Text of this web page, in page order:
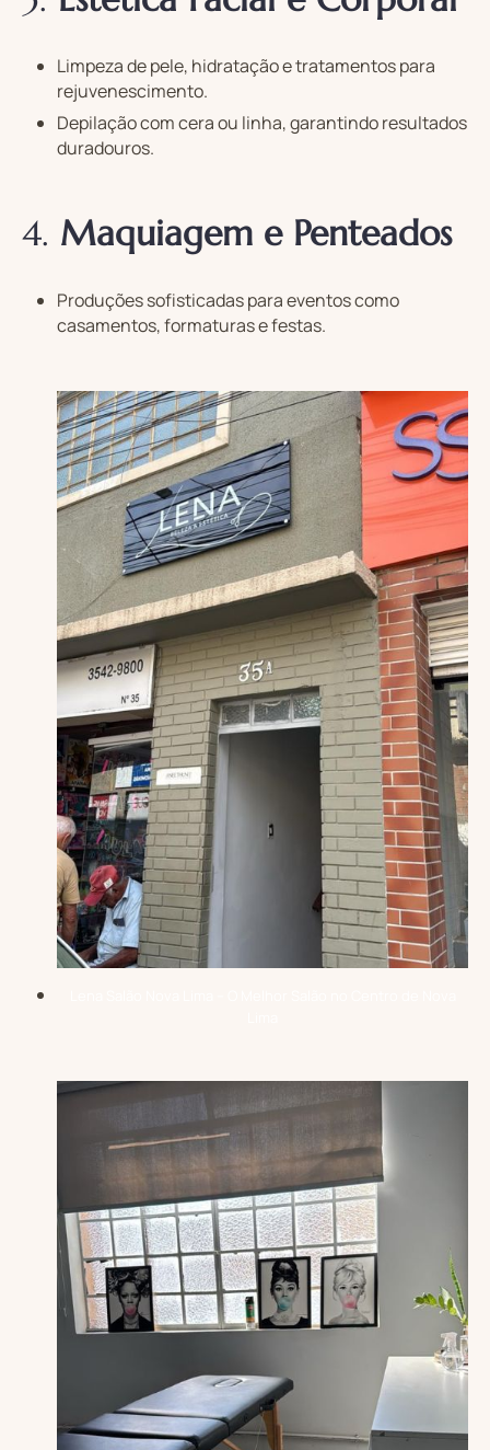
Limpeza de pele, hidratação e tratamentos para
rejuvenescimento.
Depilação com cera ou linha, garantindo resultados
duradouros.
4. Maquiagem e Penteados
Produções sofisticadas para eventos como
casamentos, formaturas e festas.